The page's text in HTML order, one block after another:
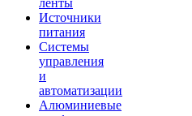
ленты
Источники
питания
Системы
управления
и
автоматизации
Алюминиевые